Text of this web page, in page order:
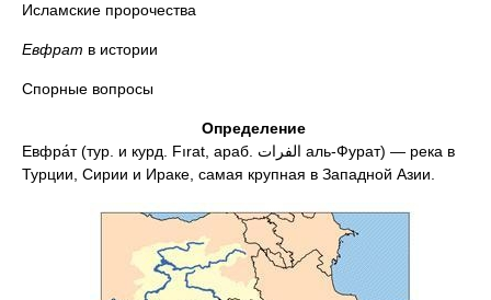
Исламские пророчества
Евфрат в истории
Спорные вопросы
Определение
Евфра́т (тур. и курд. Fırat, араб. الفرات‎‎ аль-Фурат) — река в
Турции, Сирии и Ираке, самая крупная в Западной Азии.